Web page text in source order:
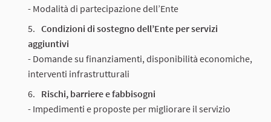
- Modalità di partecipazione dell’Ente
Condizioni di sostegno dell’Ente per servizi
aggiuntivi
- Domande su finanziamenti, disponibilità economiche,
interventi infrastrutturali
Rischi, barriere e fabbisogni
- Impedimenti e proposte per migliorare il servizio